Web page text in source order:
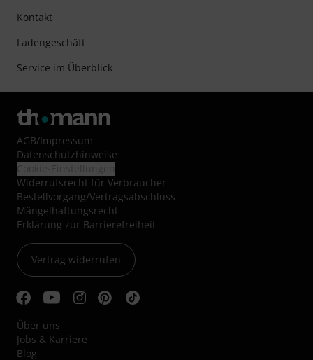
Kontakt
Ladengeschäft
Service im Überblick
AGB/Impressum
Datenschutzhinweise
Widerrufsrecht für Verbraucher
Bestellvorgang/Vertragsabschluss
Mängelhaftungsrecht
Erklärung zur Barrierefreiheit
Vertrag widerrufen
Über uns
Jobs & Karriere
Blog